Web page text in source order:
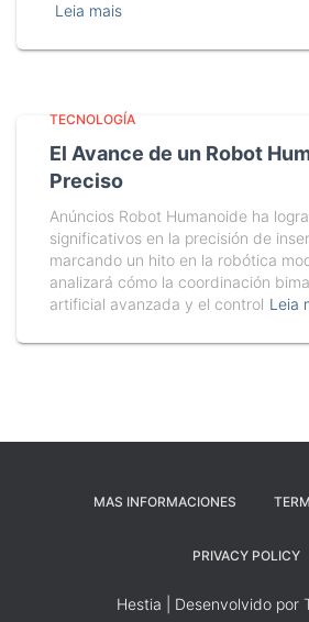
Leia mais
TECNOLOGÍA
El Avance de un Robot
Preciso
Anúncios Robot Humanoide ha
significativos en la precisión de
marcando un hito en la robótica
analizará cómo la coordinación
artificial avanzada y el control Leia
MAS INFORMACIONES
PRIVACY POLICY
Hestia | Desenvolvido por